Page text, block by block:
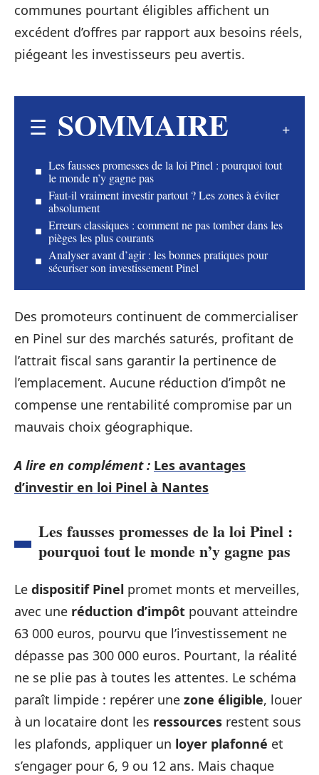
communes pourtant éligibles affichent un
excédent d’offres par rapport aux besoins réels,
piégeant les investisseurs peu avertis.
SOMMAIRE
Les fausses promesses de la loi Pinel : pourquoi tout
le monde n’y gagne pas
Faut-il vraiment investir partout ? Les zones à éviter
absolument
Erreurs classiques : comment ne pas tomber dans les
pièges les plus courants
Analyser avant d’agir : les bonnes pratiques pour
sécuriser son investissement Pinel
Des promoteurs continuent de commercialiser
en Pinel sur des marchés saturés, profitant de
l’attrait fiscal sans garantir la pertinence de
l’emplacement. Aucune réduction d’impôt ne
compense une rentabilité compromise par un
mauvais choix géographique.
A lire en complément : Les avantages
d’investir en loi Pinel à Nantes
Les fausses promesses de la loi Pinel :
pourquoi tout le monde n’y gagne pas
Le dispositif Pinel promet monts et merveilles,
avec une réduction d’impôt pouvant atteindre
63 000 euros, pourvu que l’investissement ne
dépasse pas 300 000 euros. Pourtant, la réalité
ne se plie pas à toutes les attentes. Le schéma
paraît limpide : repérer une zone éligible, louer
à un locataire dont les ressources restent sous
les plafonds, appliquer un loyer plafonné et
s’engager pour 6, 9 ou 12 ans. Mais chaque